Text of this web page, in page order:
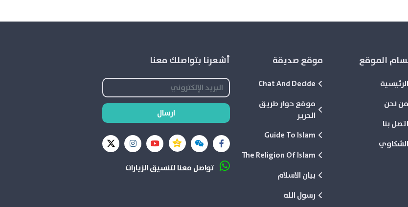
الموقع
الرئيسية
من نحن
اتصل بنا
الشكاوي
موقع صديقة
Chat And Decide
موقع حوار طريق
الحرير
Guide To Islam
The Religion Of Islam
بيان الاسلام
رسول الله
أشعرنا بتواصلك معنا
ارسال
تواصل معنا لتنسيق الزيارات